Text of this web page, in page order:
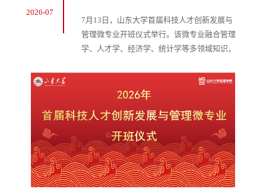
2026-07
7月13日，山东大学首届科技人才创新发展与
管理微专业开班仪式举行。该微专业融合管理
学、人才学、经济学、统计学等多领域知识，
养具备全球视野、战略思维与创新管理能力的
复合型紧缺人才，促进多学科协同发展。山东
部副书记、办公室主任郭谦出席并致辞。开班
仪式由山东大学管理学院副院长、山东省人才
发展战略研究院院长唐贵瑶主持。她表示，...